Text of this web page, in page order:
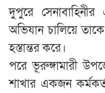
দুপুরে
অভিযান চালিয়ে
হস্তান্তর করে।
পরে ভূরুঙ্গামারী
শাখার একজন